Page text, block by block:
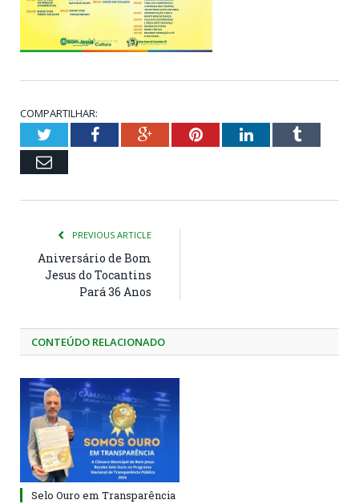
COMPARTILHAR:
TwitterFacebookGoogle+PinterestLinkedInTumblr
Email
PREVIOUS ARTICLE
Aniversário de Bom
Jesus do Tocantins
Pará 36 Anos
CONTEÚDO RELACIONADO
Selo Ouro em Transparência